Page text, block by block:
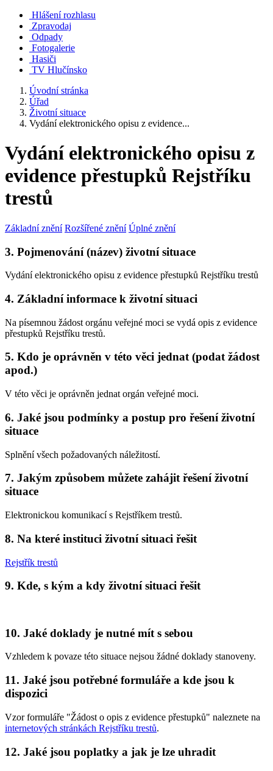
Hlášení rozhlasu
Zpravodaj
Odpady
Fotogalerie
Hasiči
TV Hlučínsko
Úvodní stránka
Úřad
Životní situace
Vydání elektronického opisu z evidence...
Vydání elektronického opisu z
evidence přestupků Rejstříku
trestů
Základní znění Rozšířené znění Úplné znění
3. Pojmenování (název) životní situace
Vydání elektronického opisu z evidence přestupků Rejstříku trestů
4. Základní informace k životní situaci
Na písemnou žádost orgánu veřejné moci se vydá opis z evidence
přestupků Rejstříku trestů.
5. Kdo je oprávněn v této věci jednat (podat žádost
apod.)
V této věci je oprávněn jednat orgán veřejné moci.
6. Jaké jsou podmínky a postup pro řešení životní
situace
Splnění všech požadovaných náležitostí.
7. Jakým způsobem můžete zahájit řešení životní
situace
Elektronickou komunikací s Rejstříkem trestů.
8. Na které instituci životní situaci řešit
Rejstřík trestů
9. Kde, s kým a kdy životní situaci řešit
10. Jaké doklady je nutné mít s sebou
Vzhledem k povaze této situace nejsou žádné doklady stanoveny.
11. Jaké jsou potřebné formuláře a kde jsou k
dispozici
Vzor formuláře "Žádost o opis z evidence přestupků" naleznete na
internetových stránkách Rejstříku trestů.
12. Jaké jsou poplatky a jak je lze uhradit